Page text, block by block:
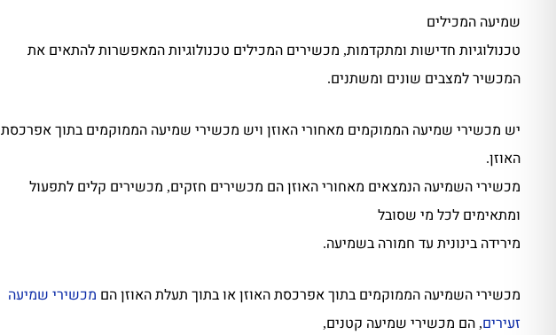
שמיעה המכילים
טכנולוגיות חדישות ומתקדמות, מכשירים המכילים טכנולוגיות המאפשרות להתאים את
המכשיר למצבים שונים ומשתנים.
יש מכשירי שמיעה הממוקמים מאחורי האוזן ויש מכשירי שמיעה הממוקמים בתוך אפרכסת
האוזן.
מכשירי השמיעה הנמצאים מאחורי האוזן הם מכשירים חזקים, מכשירים קלים לתפעול
ומתאימים לכל מי שסובל
מירידה בינונית עד חמורה בשמיעה.
מכשירי השמיעה הממוקמים בתוך אפרכסת האוזן או בתוך תעלת האוזן הם מכשירי שמיעה
זעירים, הם מכשירי שמיעה קטנים,